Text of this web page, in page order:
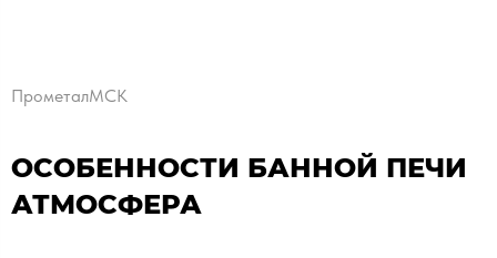
ПрометалМСК
ОСОБЕННОСТИ БАННОЙ ПЕЧИ
АТМОСФЕРА